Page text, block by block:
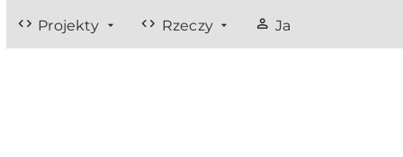
code Projekty code Rzeczy person Ja